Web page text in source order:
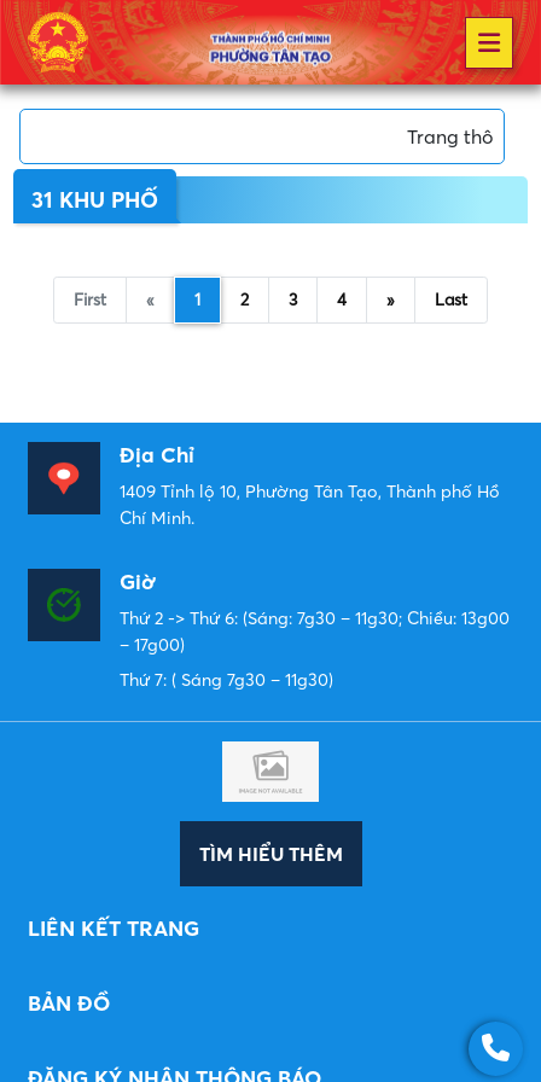
Trang thông tin
31 KHU PHỐ
First « 1 2 3 4 » Last
Địa Chỉ
1409 Tỉnh lộ 10, Phường Tân Tạo, Thành phố Hồ
Chí Minh.
Giờ
Thứ 2 -> Thứ 6: (Sáng: 7g30 – 11g30; Chiều: 13g00
– 17g00)
Thứ 7: ( Sáng 7g30 – 11g30)
TÌM HIỂU THÊM
LIÊN KẾT TRANG
BẢN ĐỒ